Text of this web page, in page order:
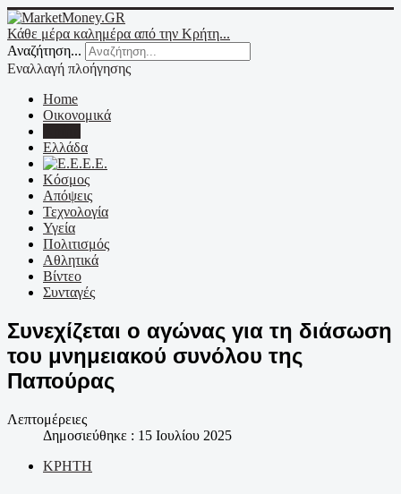
Κάθε μέρα καλημέρα από την Κρήτη...
Αναζήτηση...
Εναλλαγή πλοήγησης
Home
Οικονομικά
Ελλάδα
Ε.Ε.
Κόσμος
Απόψεις
Τεχνολογία
Υγεία
Πολιτισμός
Αθλητικά
Βίντεο
Συνταγές
Συνεχίζεται ο αγώνας για τη διάσωση
του μνημειακού συνόλου της
Παπούρας
Λεπτομέρειες
Δημοσιεύθηκε : 15 Ιουλίου 2025
ΚΡΗΤΗ